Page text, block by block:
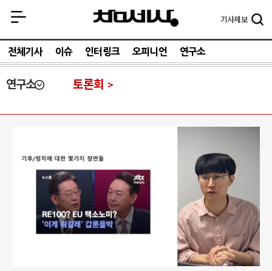
기사제보
전체기사 이슈 인터링크 오피니언 연구소
연구소 토론회